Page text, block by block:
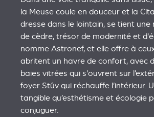
la Meuse coule en douceur et la
dresse dans le lointain, se tient
de cèdre, trésor de modernité et
nomme Astronef, et elle offre à
abritent un havre de confort, avec
baies vitrées qui s'ouvrent sur
foyer Stûv qui réchauffe l’intérieur.
tangible qu’esthétisme et écologie
conjuguer.